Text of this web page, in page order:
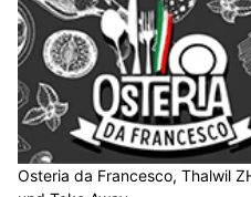
Osteria da Francesco, Thalwil